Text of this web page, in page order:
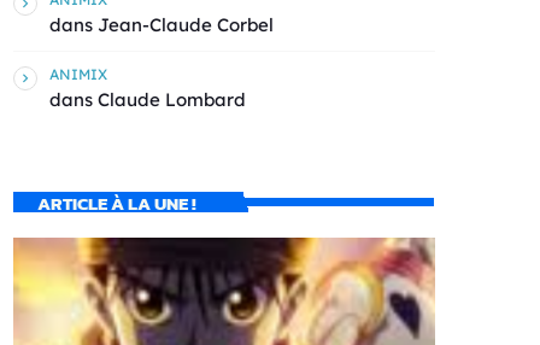
dans Jean-Claude Corbel
ANIMIX
dans Claude Lombard
ARTICLE À LA UNE !